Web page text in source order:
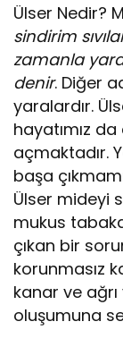
Ülser Nedir?
sindirim
zamanla
denir. Diğer
yaralardır.
hayatımız
açmaktadır.
başa
Ülser mideyi
mukus
çıkan bir
korunmasız
kanar ve
oluşumuna